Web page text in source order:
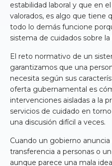
estabilidad laboral y que en
valorados, es algo que tiene
todo lo demás funcione
sistema de cuidados sobre
El reto normativo de un
garantizamos que una
necesita según sus
oferta gubernamental es
intervenciones aisladas a la
servicios de cuidado en
una discusión difícil a veces.
Cuando un gobierno
transferencia a personas o
aunque parece una mala